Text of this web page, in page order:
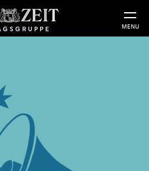
MENU